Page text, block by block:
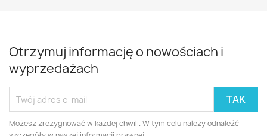
Otrzymuj informację o nowościach i
wyprzedażach
Możesz zrezygnować w każdej chwili. W tym celu należy odnaleźć